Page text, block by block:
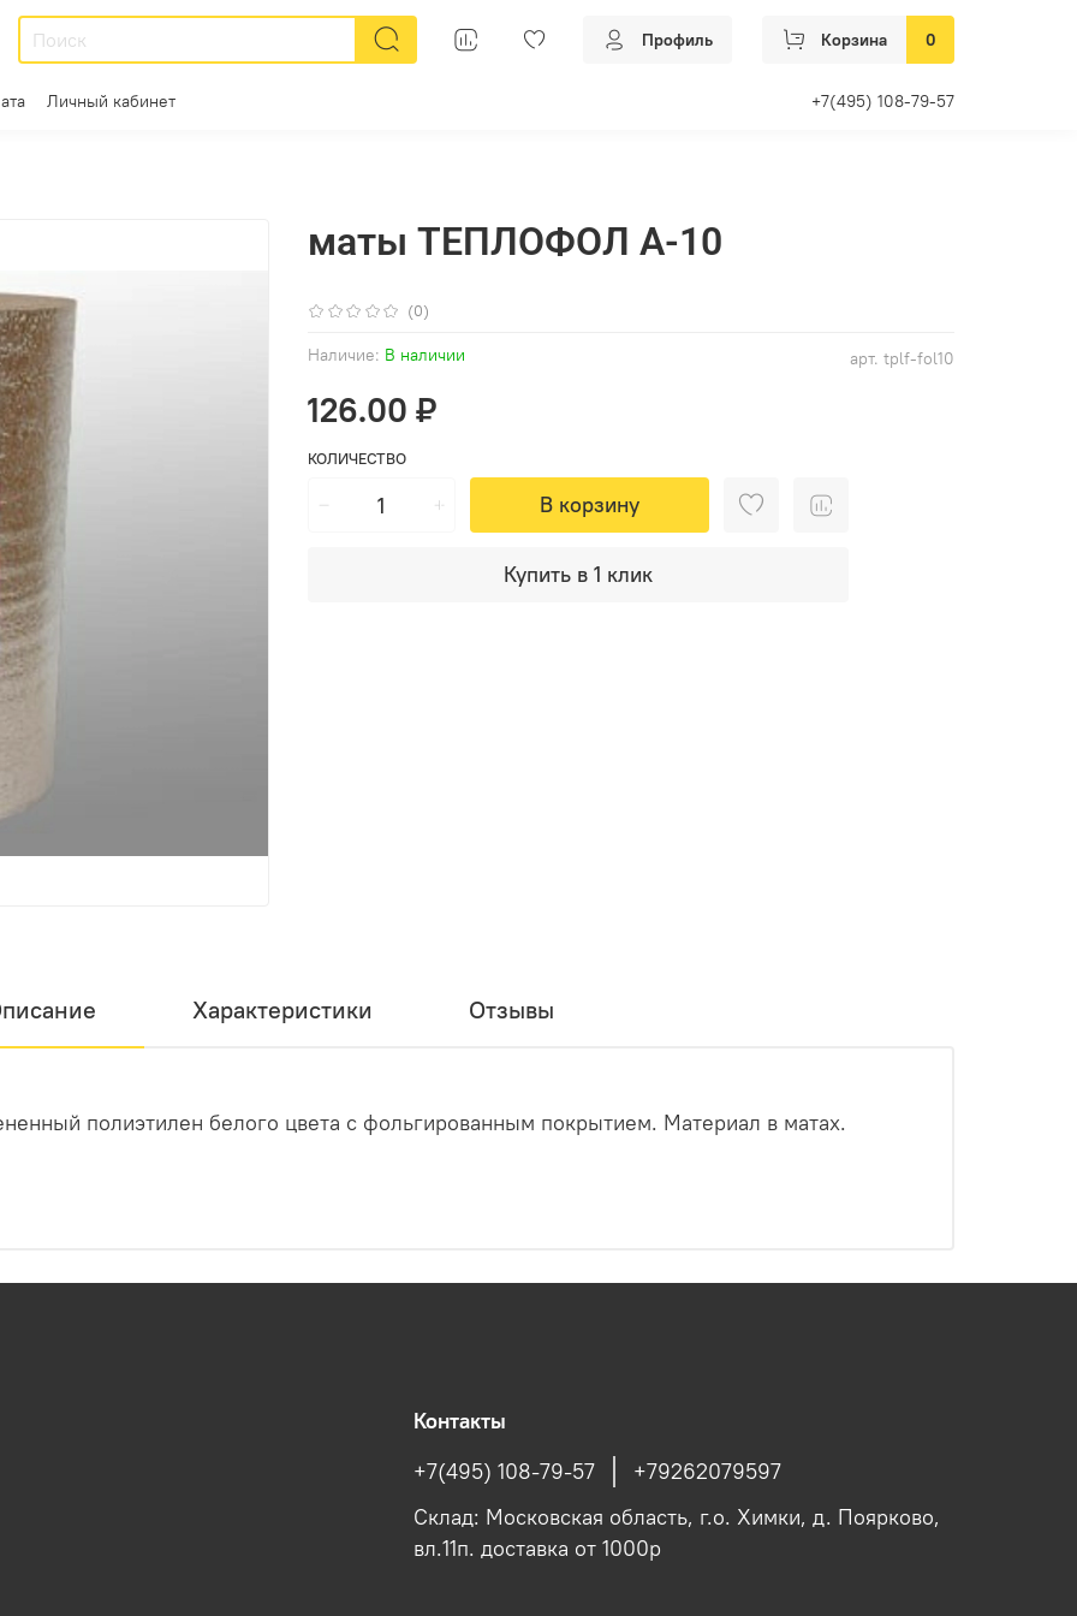
Профиль Корзина 0
Личный кабинет +7(495) 108-79-57
(0)
арт. tplf-fol10
Наличие: В наличии
маты ТЕПЛОФОЛ А-10
126.00 ₽
КОЛИЧЕСТВО
В корзину
Купить в 1 клик
Характеристики Отзывы
полиэтилен белого цвета с фольгированным покрытием. Материал в матах.
Контакты
+7(495) 108-79-57
+79262079597
Склад: Московская область, г.о. Химки, д. Поярково,
вл.11п. доставка от 1000р